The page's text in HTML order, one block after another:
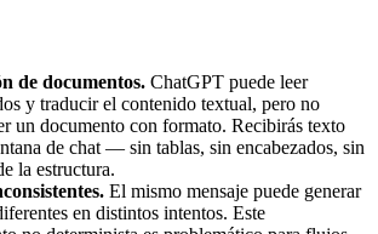
de documentos. ChatGPT puede leer
y traducir el contenido textual, pero no
un documento con formato. Recibirás texto
de chat — sin tablas, sin encabezados, sin
la estructura.
El mismo mensaje puede generar
en distintos intentos. Este